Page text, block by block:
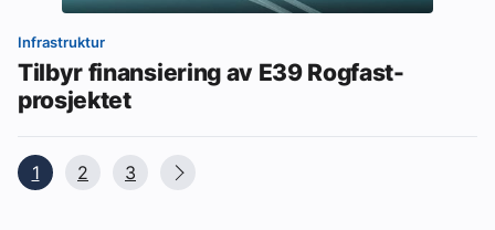
Infrastruktur
Tilbyr finansiering av E39 Rogfast-
prosjektet
1 2 3